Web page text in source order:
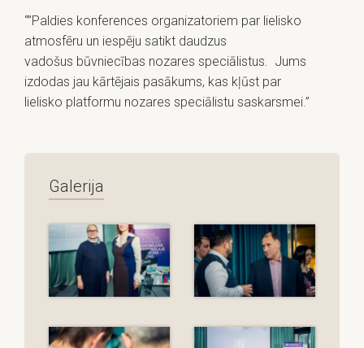
“”Paldies konferences organizatoriem par lielisko
atmosfēru un iespēju satikt daudzus
vadošus būvniecības nozares speciālistus. Jums
izdodas jau kārtējais pasākums, kas kļūst par
lielisko platformu nozares speciālistu saskarsmei.”
Galerija